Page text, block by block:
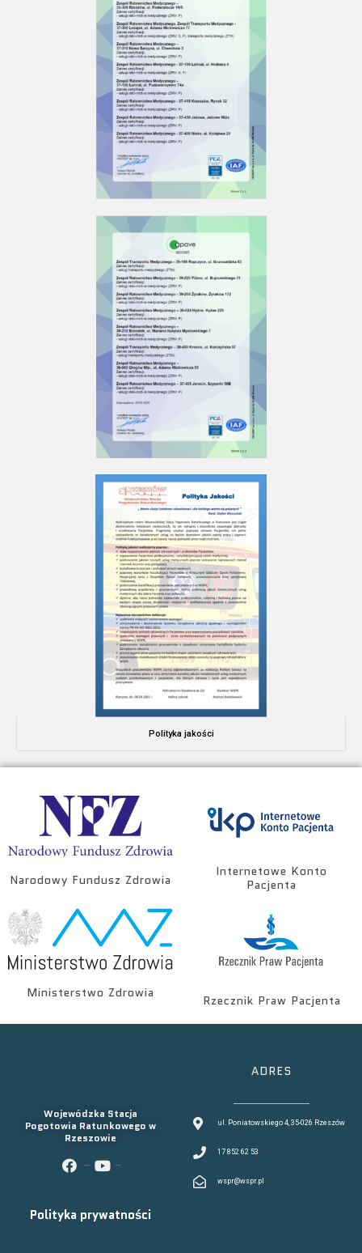
Polityka jakości
Narodowy Fundusz Zdrowia
Internetowe Konto
Pacjenta
Ministerstwo Zdrowia
Rzecznik Praw Pacjenta
Wojewódzka Stacja
Pogotowia Ratunkowego w
Rzeszowie
Polityka prywatności
ADRES
ul. Poniatowskiego 4, 35-026 Rzeszów
17 852 62 53
wspr@wspr.pl